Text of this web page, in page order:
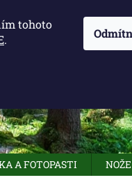
tohoto
.
A FOTOPASTI NOŽE